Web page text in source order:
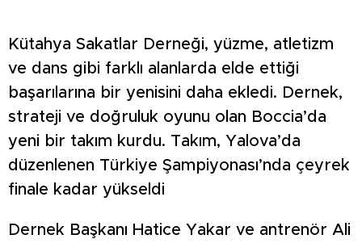
Kütahya Sakatlar Derneği, yüzme, atletizm
ve dans gibi farklı alanlarda elde ettiği
başarılarına bir yenisini daha ekledi. Dernek,
strateji ve doğruluk oyunu olan Boccia’da
yeni bir takım kurdu. Takım, Yalova’da
düzenlenen Türkiye Şampiyonası’nda çeyrek
finale kadar yükseldi
Dernek Başkanı Hatice Yakar ve antrenör Ali